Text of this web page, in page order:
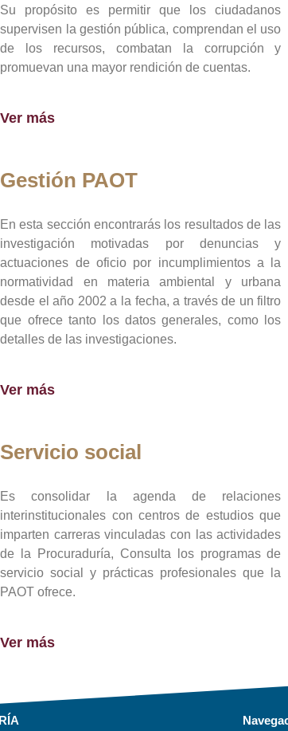
Su propósito es permitir que los ciudadanos
supervisen la gestión pública, comprendan el uso
de los recursos, combatan la corrupción y
promuevan una mayor rendición de cuentas.
Ver más
Gestión PAOT
En esta sección encontrarás los resultados de las
investigación motivadas por denuncias y
actuaciones de oficio por incumplimientos a la
normatividad en materia ambiental y urbana
desde el año 2002 a la fecha, a través de un filtro
que ofrece tanto los datos generales, como los
detalles de las investigaciones.
Ver más
Servicio social
Es consolidar la agenda de relaciones
interinstitucionales con centros de estudios que
imparten carreras vinculadas con las actividades
de la Procuraduría, Consulta los programas de
servicio social y prácticas profesionales que la
PAOT ofrece.
Ver más